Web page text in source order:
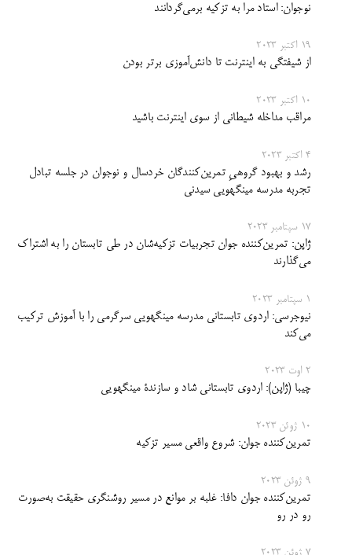
نوجوان: استاد مرا به تزکیه برمی‌گردانند
19 اکتبر 2023
از شیفتگی به اینترنت تا دانش‌آموزی برتر بودن
10 اکتبر 2023
مراقب مداخله شیطانی از سوی اینترنت باشید
4 اکتبر 2023
رشد و بهبود گروهیِ تمرین‌کنندگان خردسال و نوجوان در جلسه تبادل
تجربه مدرسه مینگهویی سیدنی
17 سپتامبر 2023
ژاپن: تمرین‌کننده جوان تجربیات تزکیه‌شان در طی تابستان را به اشتراک
می‌گذارند
1 سپتامبر 2023
نیوجرسی: اردوی تابستانی مدرسه مینگهویی سرگر‌می ‌را با آموزش ترکیب
می‌کند
2 اوت 2023
چیبا (ژاپن): اردوی تابستانی شاد و سازندۀ مینگهویی
10 ژوئن 2023
تمرین‌کننده جوان: شروع واقعی مسیر تزکیه
9 ژوئن 2023
تمرین‌کننده جوان دافا: غلبه بر موانع در مسیر روشنگری حقیقت به‌صورت
رو در رو